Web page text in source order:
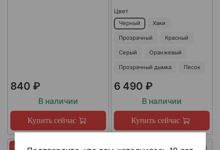
840 ₽
В наличии
Купить сейчас
Цвет
Черный Хаки
Прозрачный Красный
Серый Оранжевый
Прозрачный дымка Песок
6 490 ₽
В наличии
Купить сейчас
-45%